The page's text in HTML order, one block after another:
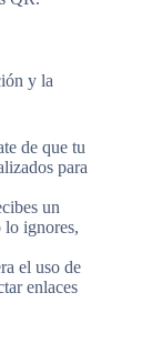
y la
de que tu
para
un
lo ignores,
el uso de
enlaces